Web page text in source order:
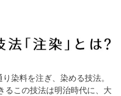
染料を注ぎ、染める技法。
るこの技法は明治時代に、大